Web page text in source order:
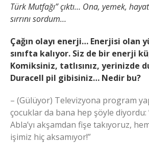
Türk Mutfağı” çıktı… Ona, yemek,
sırrını sordum…
Çağın olayı enerji… Enerjisi olan
sınıfta kalıyor. Siz de bir enerji
Komiksiniz, tatlısınız, yerinizde
Duracell pil gibisiniz… Nedir bu?
– (Gülüyor) Televizyona program
çocuklar da bana hep şöyle diyordu:
Abla’yı akşamdan fişe takıyoruz,
işimiz hiç aksamıyor!”